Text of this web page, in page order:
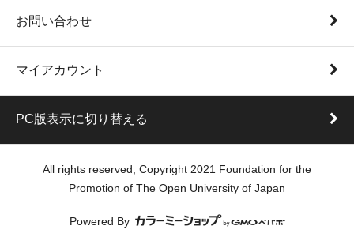
お問い合わせ
マイアカウント
PC版表示に切り替える
All rights reserved, Copyright 2021 Foundation for the
Promotion of The Open University of Japan
Powered By